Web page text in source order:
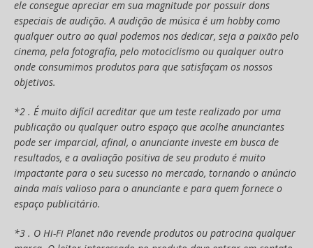
ele consegue apreciar em sua magnitude por possuir dons
especiais de audição. A audição de música é um hobby como
qualquer outro ao qual podemos nos dedicar, seja a paixão pelo
cinema, pela fotografia, pelo motociclismo ou qualquer outro
onde consumimos produtos para que satisfaçam os nossos
objetivos.
*2 . É muito difícil acreditar que um teste realizado por uma
publicação ou qualquer outro espaço que acolhe anunciantes
pode ser imparcial, afinal, o anunciante investe em busca de
resultados, e a avaliação positiva de seu produto é muito
impactante para o seu sucesso no mercado, tornando o anúncio
ainda mais valioso para o anunciante e para quem fornece o
espaço publicitário.
*3 . O Hi-Fi Planet não revende produtos ou patrocina qualquer